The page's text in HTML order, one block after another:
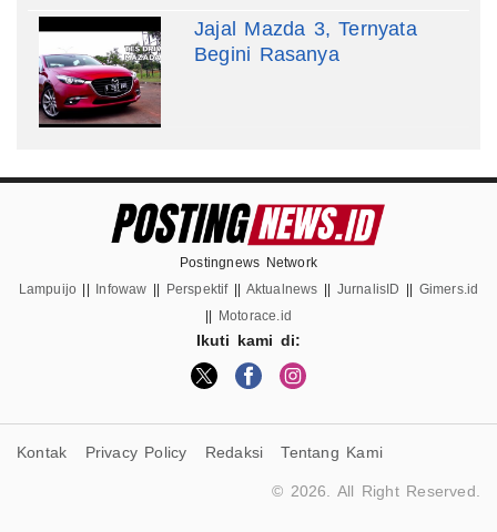
Jajal Mazda 3, Ternyata
Begini Rasanya
Postingnews Network
Lampuijo || Infowaw || Perspektif|| Aktualnews || JurnalisID || Gimers.id
|| Motorace.id
Ikuti kami di:
Kontak Privacy Policy Redaksi Tentang Kami
© 2026. All Right Reserved.